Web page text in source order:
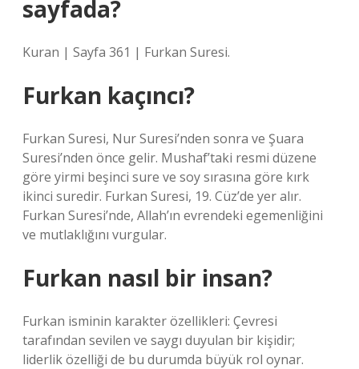
sayfada?
Kuran | Sayfa 361 | Furkan Suresi.
Furkan kaçıncı?
Furkan Suresi, Nur Suresi’nden sonra ve Şuara
Suresi’nden önce gelir. Mushaf’taki resmi düzene
göre yirmi beşinci sure ve soy sırasına göre kırk
ikinci suredir. Furkan Suresi, 19. Cüz’de yer alır.
Furkan Suresi’nde, Allah’ın evrendeki egemenliğini
ve mutlaklığını vurgular.
Furkan nasıl bir insan?
Furkan isminin karakter özellikleri: Çevresi
tarafından sevilen ve saygı duyulan bir kişidir;
liderlik özelliği de bu durumda büyük rol oynar.